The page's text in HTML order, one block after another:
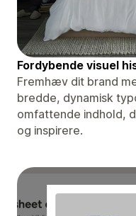
Fordybende visuel
Fremhæv dit brand
bredde, dynamisk
omfattende indhold,
og inspirere.